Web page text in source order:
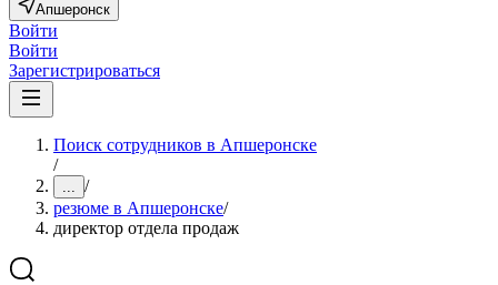
Апшеронск
Войти
Войти
Зарегистрироваться
Поиск сотрудников в Апшеронске
/
... /
резюме в Апшеронске/
директор отдела продаж